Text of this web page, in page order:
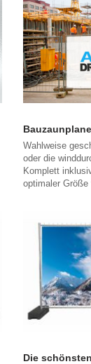
Wahlweise
oder die
Komplett
optimaler Größe
Die